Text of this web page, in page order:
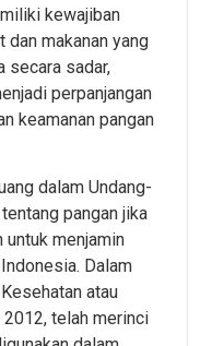
kewajiban
dan makanan yang
secara sadar,
perpanjangan
keamanan pangan
dalam Undang-
pangan jika
menjamin
Dalam
atau
telah merinci